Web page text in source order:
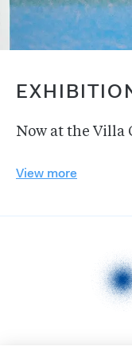
Now at the Villa
View more